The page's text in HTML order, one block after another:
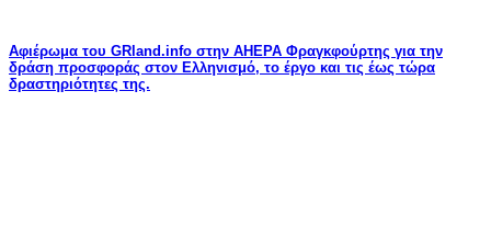
Αφιέρωμα του GRland.info στην AHEPA Φραγκφούρτης για την
δράση προσφοράς στον Ελληνισμό, το έργο και τις έως τώρα
δραστηριότητες της.